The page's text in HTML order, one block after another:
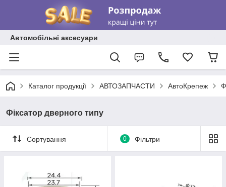
Автомобільні аксесуари
Каталог продукції АВТОЗАПЧАСТИ АвтоКрепеж
Фіксатор дверного типу
Сортування 0 Фільтри